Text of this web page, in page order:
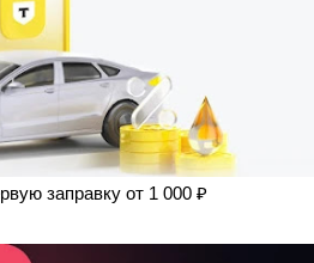
заправку от 1 000 ₽